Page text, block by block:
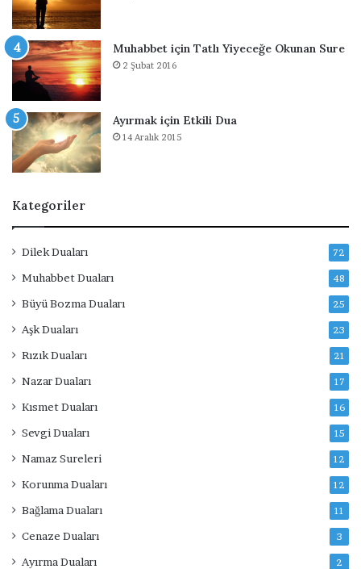
Muhabbet için Tatlı Yiyeceğe Okunan Sure
2 Şubat 2016
Ayırmak için Etkili Dua
14 Aralık 2015
Kategoriler
Dilek Duaları 72
Muhabbet Duaları 48
Büyü Bozma Duaları 25
Aşk Duaları 23
Rızık Duaları 21
Nazar Duaları 17
Kısmet Duaları 16
Sevgi Duaları 15
Namaz Sureleri 12
Korunma Duaları 12
Bağlama Duaları 11
Cenaze Duaları 3
Ayırma Duaları 2